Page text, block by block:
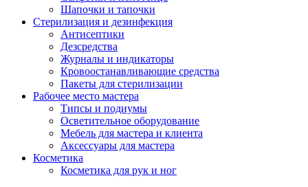
Шапочки и тапочки
Стерилизация и дезинфекция
Антисептики
Дезсредства
Журналы и индикаторы
Кровоостанавливающие средства
Пакеты для стерилизации
Рабочее место мастера
Типсы и подиумы
Осветительное оборудование
Мебель для мастера и клиента
Аксессуары для мастера
Косметика
Косметика для рук и ног